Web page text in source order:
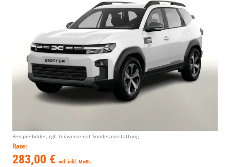
Beispielbilder, ggf. teilweise mit Sonderausstattung
Rate:
283,00 € mtl. inkl. MwSt.